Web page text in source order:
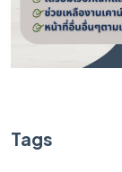
Tags